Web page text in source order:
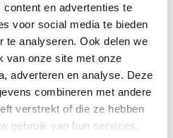
en advertenties te
voor social media te bieden
te analyseren. Ook delen we
van onze site met onze
adverteren en analyse. Deze
combineren met andere
verstrekt of die ze hebben
gebruik van hun services.
afgelakt Blank glas binnendeuren
t.b.v. een smal loopslot
in de Weekamp industriële
binnendeur is de draairichting